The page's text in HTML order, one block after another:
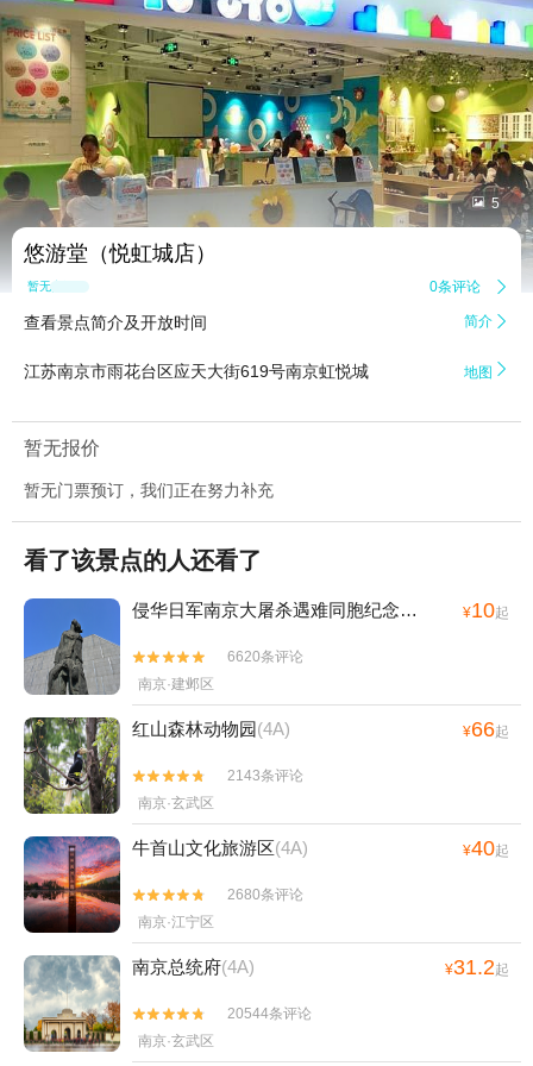
 5
悠游堂（悦虹城店）
暂无点评 0条评论 
查看景点简介及开放时间 简介 
江苏南京市雨花台区应天大街619号南京虹悦城 地图 
暂无报价
暂无门票预订，我们正在努力补充
看了该景点的人还看了
侵华日军南京大屠杀遇难同胞纪念馆 ¥10起


6620条评论
南京·建邺区
红山森林动物园(4A) ¥66起


2143条评论
南京·玄武区
牛首山文化旅游区(4A) ¥40起


2680条评论
南京·江宁区
南京总统府(4A) ¥31.2起


20544条评论
南京·玄武区
